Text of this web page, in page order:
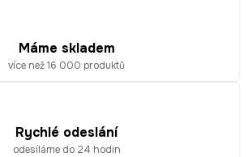
Máme skladem
více než 16 000 produktů
Rychlé odeslání
odesíláme do 24 hodin